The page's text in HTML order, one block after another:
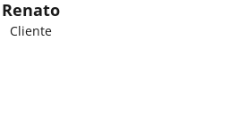
Renato
Cliente